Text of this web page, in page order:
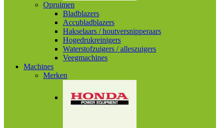
Opruimen
Bladblazers
Accubladblazers
Hakselaars / houtversnipperaars
Hogedrukreinigers
Waterstofzuigers / alleszuigers
Veegmachines
Machines
Merken